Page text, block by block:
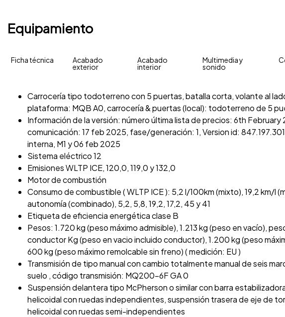
Equipamiento
Ficha técnica
Carrocería tipo todoterreno con 5 puertas, batalla corta, volante al
plataforma: MQB A0, carrocería & puertas (local): todoterreno de 5
Información de la versión: número última lista de precios: 6th
comunicación: 17 feb 2025, fase/generación: 1, Version id:
interna, M1 y 06 feb 2025
Sistema eléctrico 12
Emisiones WLTP ICE, 120,0, 119,0 y 132,0
Motor de combustión
Consumo de combustible ( WLTP ICE ): 5,2 l/100km (mixto), 19,2 km/l
autonomía (combinado), 5,2, 5,8, 19,2, 17,2, 45 y 41
Etiqueta de eficiencia energética clase B
Pesos: 1.720 kg (peso máximo admisible), 1.213 kg (peso en vacío),
conductor Kg (peso en vacio incluido conductor), 1.200 kg (peso
600 kg (peso máximo remolcable sin freno) ( medición: EU )
Transmisión de tipo manual con cambio totalmente manual de seis
suelo , código transmisión: MQ200-6F GA 0
Suspensión delantera tipo McPherson o similar con barra
helicoidal con ruedas independientes, suspensión trasera de eje de
helicoidal con ruedas semi-independientes
Acabado
exterior
Acabado
interior
Multimedia y
sonido